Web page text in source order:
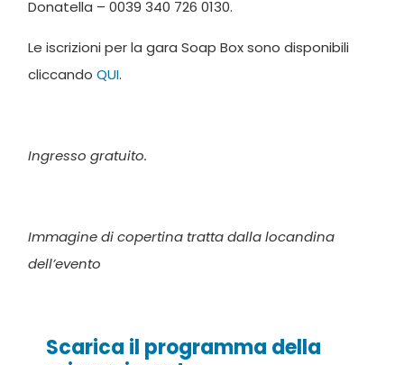
Donatella – 0039 340 726 0130.
Le iscrizioni per la gara Soap Box sono disponibili
cliccandoQUI.
Ingresso gratuito.
Immagine di copertina tratta dalla locandina
dell’evento
Scarica il programma della